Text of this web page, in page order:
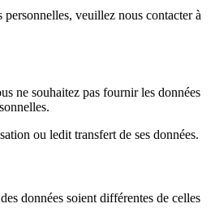
veuillez nous contacter à
ne souhaitez pas fournir les données
ou ledit transfert de ses données.
données soient différentes de celles